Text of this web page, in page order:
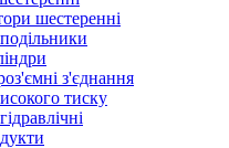
шестеренні
з'єднання
тиску